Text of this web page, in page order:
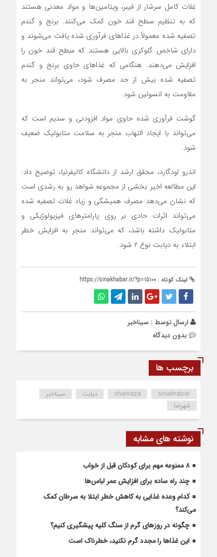
غلات کامل سرشار از فیبر، ویتامین‌ها و مواد معدنی هستند
که به تنظیم سطح قند خون کمک می‌کنند. برنج و گندم
تصفیه شده معمولاً در غذاهای فرآوری شده یافت می‌شوند و
دارای شاخص گلوکزی بالایی هستند که سطح قند خون را
افزایش می‌دهند. هنگامی که غذاهای حاوی برنج و گندم
تصفیه شده بیش از حد مصرف شود، می‌تواند منجر به
مقاومت به انسولین شود.
گوشت فرآوری شده حاوی مواد افزودنی و سدیم است که
می‌تواند با ایجاد التهاب منجر به سلامت متابولیک ضعیف
شود.
اندرو اودگارد، محقق ارشد از دانشگاه کالیفرنیا، توضیح داد:
این مطالعه اخیر بخشی از مجموعه شواهد رو به رشدی است
که نشان می‌دهد مصرف همیشگی و زیاد غلات تصفیه شده
می‌تواند اثرات حادی بر روی پارامترهای فیزیولوژیکی و
متابولیک داشته باشد، که می‌تواند منجر به افزایش خطر
ابتلاء به دیابت نوع ۲ شود.
لینک کوتاه : https://sinakhabar.ir/?p=15100
ارسال توسط : سیناخبر
بدون دیدگاه
برچسب ها
shahreza sinakhabar دیابت
سیناخبر
شهرضا
نوشته های مشابه
۸ ممنوعه مهم برای کودکان قبل از خواب
چند راه ساده برای افزایش عمر لباس‌ها
کدام وعده غذایی به کاهش خطر ابتلا به سرطان کمک
می‌کند؟
چگونه در روزهای گرم از سنگ کلیه پیشگیری کنیم؟
این غذاها را مجدد گرم نکنید، خطرناک است